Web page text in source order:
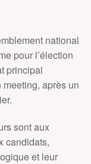
national
pour l’élection
principal
meeting, après un
sont aux
candidats,
et leur